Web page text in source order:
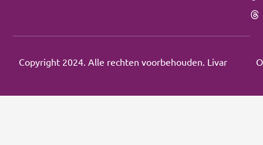
Copyright 2024. Alle rechten voorbehouden. Livar